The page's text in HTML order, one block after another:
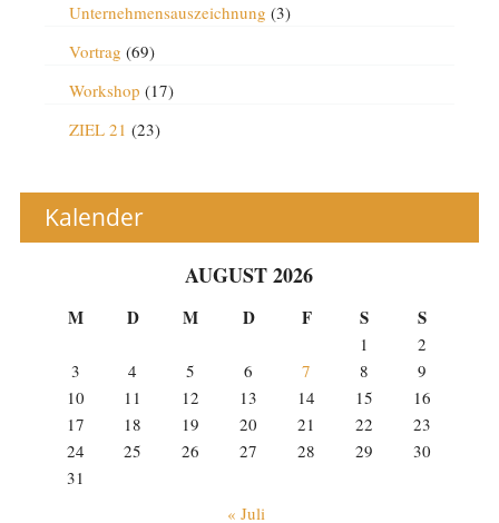
Unternehmensauszeichnung (3)
Vortrag (69)
Workshop (17)
ZIEL 21 (23)
Kalender
AUGUST 2026
M D M D F S S
1
2
3
4 5 6 7 8
9
10
11 12 13 14 15
16
17
18 19 20 21 22
23
24
25 26 27 28 29
30
31
« Juli